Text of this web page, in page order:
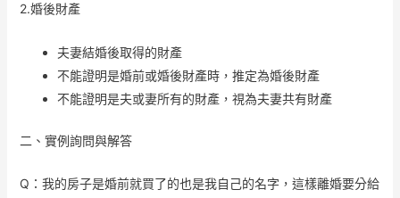
2.婚後財產
夫妻結婚後取得的財產
不能證明是婚前或婚後財產時，推定為婚後財產
不能證明是夫或妻所有的財產，視為夫妻共有財產
二、實例詢問與解答
Q：我的房子是婚前就買了的也是我自己的名字，這樣離婚要分給